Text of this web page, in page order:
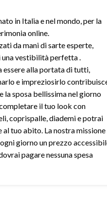
in Italia e nel mondo, per la
online.
da mani di sarte esperte,
vestibilità perfetta .
alla portata di tutti,
e impreziosirlo
la sposa bellissima nel giorno
il tuo look con
coprispalle, diademi e potrai
tuo abito. La nostra missione
giorno un prezzo
pagare nessuna spesa